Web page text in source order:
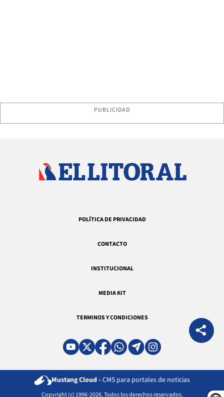
PUBLICIDAD
POLÍTICA DE PRIVACIDAD
CONTACTO
INSTITUCIONAL
MEDIA KIT
TERMINOS Y CONDICIONES
Mustang Cloud - CMS para portales de noticias
Copyright (c) 1996-2026. Todos los derechos reservados.